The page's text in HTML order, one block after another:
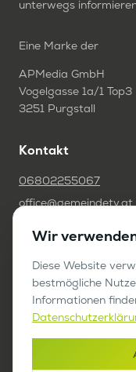
unterwegs
Eine Marke der
APMedia GmbH
Vogelgasse 1a/1 Top3
3251 Purgstall
Kontakt
06802255067
office@gemeindetv.at
FAQ
IMPRESSUM
DATENSCHUTZ
Wir
Diese Website
bestmögliche
Informationen